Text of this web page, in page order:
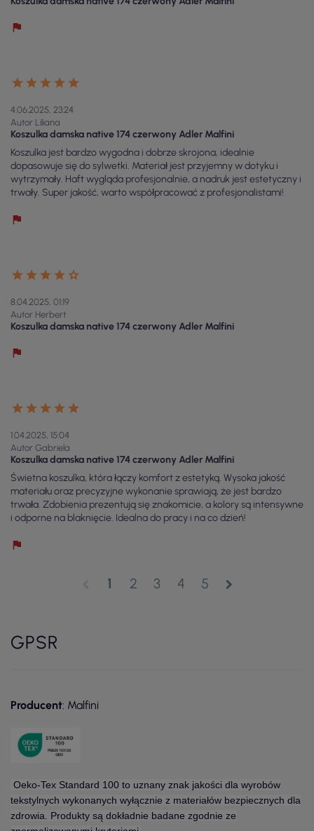
4.06.2025, 23:24
Autor Liliana
Koszulka damska native 174 czerwony Adler Malfini
Koszulka jest bardzo wygodna i dobrze skrojona, idealnie
dopasowuje się do sylwetki. Materiał jest przyjemny w dotyku i
wytrzymały. Haft wygląda profesjonalnie, a nadruk jest estetyczny i
trwały. Super jakość, warto współpracować z profesjonalistami!
8.04.2025, 01:19
Autor Herbert
Koszulka damska native 174 czerwony Adler Malfini
1.04.2025, 15:04
Autor Gabriela
Koszulka damska native 174 czerwony Adler Malfini
Świetna koszulka, która łączy komfort z estetyką. Wysoka jakość
materiału oraz precyzyjne wykonanie sprawiają, że jest bardzo
trwała. Zdobienia prezentują się znakomicie, a kolory są intensywne
i odporne na blaknięcie. Idealna do pracy i na co dzień!
1 2 3 4 5 chevron_right
GPSR
Producent: Malfini
Oeko-Tex Standard 100 to uznany znak jakości dla wyrobów
tekstylnych wykonanych wyłącznie z materiałów bezpiecznych dla
zdrowia. Produkty są dokładnie badane zgodnie ze